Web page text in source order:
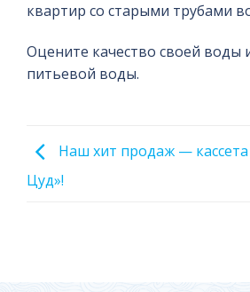
квартир со старыми трубами
Оцените качество своей воды
питьевой воды.
Наш хит продаж —
Цуд»!